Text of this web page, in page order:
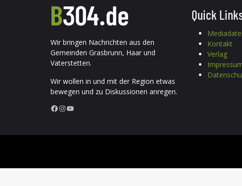
Wir bringen Nachrichten aus den
Gemeinden Grasbrunn, Haar und
Vaterstetten.
Wir wollen in und mit der Region etwas
bewegen und zu Diskussionen anregen.
Facebook InstagramYouTube
Quick
Kontakt
Verlag